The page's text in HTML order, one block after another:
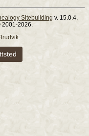
Sitebuilding v. 15.0.4,
2001-2026.
.